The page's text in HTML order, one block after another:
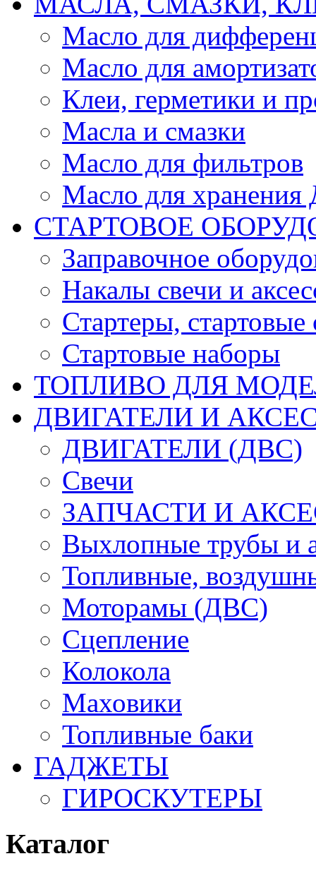
Масло для
Масло для
Клеи, герметики и
Масла и смазки
Масло для фильтров
Масло для
СТАРТОВОЕ
Заправочное
Накалы свечи и
Стартеры, стартовые
Стартовые наборы
ТОПЛИВО ДЛЯ
ДВИГАТЕЛИ И
ДВИГАТЕЛИ (ДВС)
Свечи
ЗАПЧАСТИ И
Выхлопные трубы и
Топливные,
Моторамы (ДВС)
Сцепление
Колокола
Маховики
Топливные баки
ГАДЖЕТЫ
ГИРОСКУТЕРЫ
Каталог